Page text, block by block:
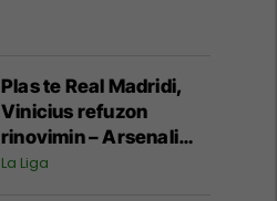
Plas te Real Madridi,
Vinicius refuzon
rinovimin – Arsenali
gati ofertën 140
La Liga